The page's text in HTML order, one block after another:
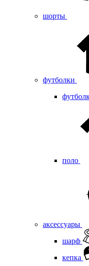
шорты
футболки
поло
аксессуары
шарф
кепка